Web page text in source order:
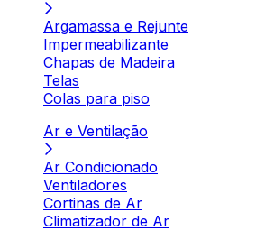
Argamassa e Rejunte
Impermeabilizante
Chapas de Madeira
Telas
Colas para piso
Ar e Ventilação
Ar Condicionado
Ventiladores
Cortinas de Ar
Climatizador de Ar